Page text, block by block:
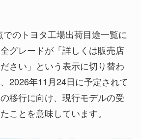
のトヨタ工場出荷目途一覧に
グレードが「詳しくは販売店
さい」という表示に切り替わ
2026年11月24日に予定されて
移行に向け、現行モデルの受
ことを意味しています。